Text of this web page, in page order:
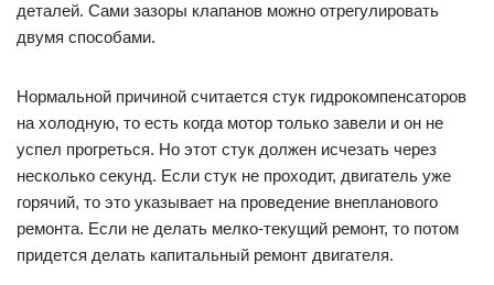
деталей. Сами зазоры клапанов можно отрегулировать
двумя способами.
Нормальной причиной считается стук гидрокомпенсаторов
на холодную, то есть когда мотор только завели и он не
успел прогреться. Но этот стук должен исчезать через
несколько секунд. Если стук не проходит, двигатель уже
горячий, то это указывает на проведение внепланового
ремонта. Если не делать мелко-текущий ремонт, то потом
придется делать капитальный ремонт двигателя.